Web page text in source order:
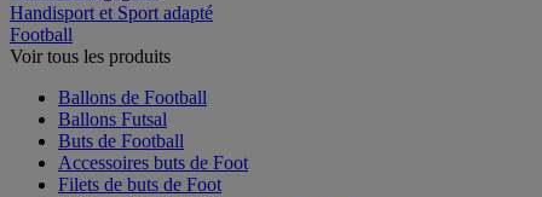
Handisport et Sport adapté
Football
Voir tous les produits
Ballons de Football
Ballons Futsal
Buts de Football
Accessoires buts de Foot
Filets de buts de Foot